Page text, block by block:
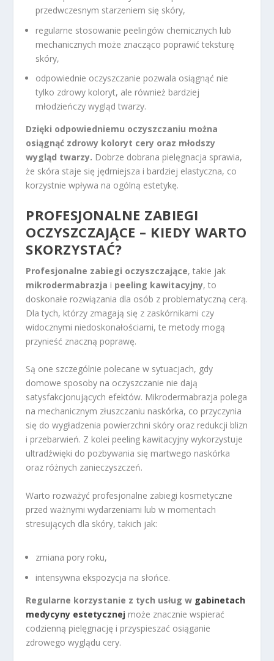
przedwczesnym starzeniem się skóry,
regularne stosowanie peelingów chemicznych lub
mechanicznych może znacząco poprawić teksturę
skóry,
odpowiednie oczyszczanie pozwala osiągnąć nie
tylko zdrowy koloryt, ale również bardziej
młodzieńczy wygląd twarzy.
Dzięki odpowiedniemu oczyszczaniu można
osiągnąć zdrowy koloryt cery oraz młodszy
wygląd twarzy. Dobrze dobrana pielęgnacja sprawia,
że skóra staje się jędrniejsza i bardziej elastyczna, co
korzystnie wpływa na ogólną estetykę.
PROFESJONALNE ZABIEGI
OCZYSZCZAJĄCE – KIEDY WARTO
SKORZYSTAĆ?
Profesjonalne zabiegi oczyszczające, takie jak
mikrodermabrazja i peeling kawitacyjny, to
doskonałe rozwiązania dla osób z problematyczną cerą.
Dla tych, którzy zmagają się z zaskórnikami czy
widocznymi niedoskonałościami, te metody mogą
przynieść znaczną poprawę.
Są one szczególnie polecane w sytuacjach, gdy
domowe sposoby na oczyszczanie nie dają
satysfakcjonujących efektów. Mikrodermabrazja polega
na mechanicznym złuszczaniu naskórka, co przyczynia
się do wygładzenia powierzchni skóry oraz redukcji blizn
i przebarwień. Z kolei peeling kawitacyjny wykorzystuje
ultradźwięki do pozbywania się martwego naskórka
oraz różnych zanieczyszczeń.
Warto rozważyć profesjonalne zabiegi kosmetyczne
przed ważnymi wydarzeniami lub w momentach
stresujących dla skóry, takich jak:
zmiana pory roku,
intensywna ekspozycja na słońce.
Regularne korzystanie z tych usług w gabinetach
medycyny estetycznej może znacznie wspierać
codzienną pielęgnację i przyspieszać osiąganie
zdrowego wyglądu cery.